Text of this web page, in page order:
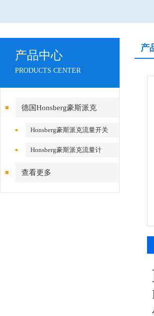
产品中心
PRODUCTS CENTER
德国Honsberg豪斯派克
Honsberg豪斯派克流量开关
Honsberg豪斯派克流量计
查看更多
产